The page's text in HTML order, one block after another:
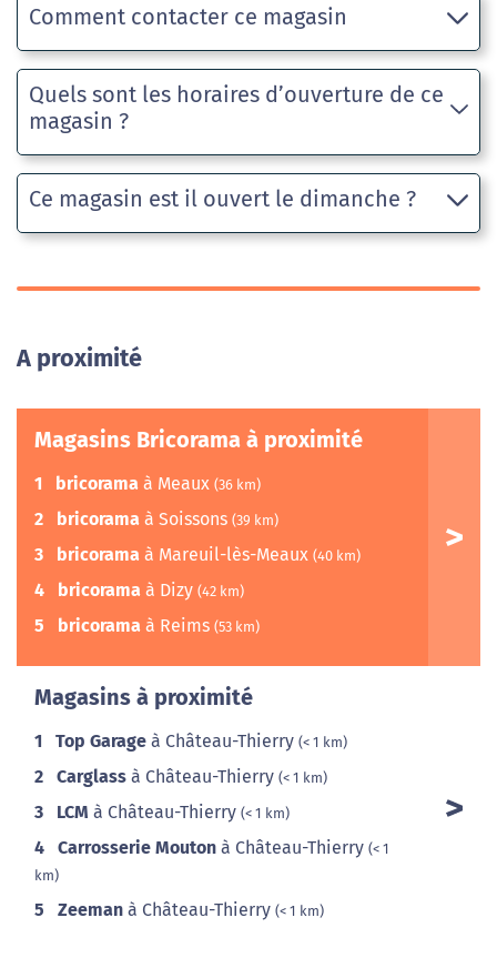
Comment contacter ce magasin
Quels sont les horaires d’ouverture de ce
magasin ?
Ce magasin est il ouvert le dimanche ?
A proximité
Magasins Bricorama à proximité
1 bricorama à Meaux (36 km)
2 bricorama à Soissons (39 km)
3 bricorama à Mareuil-lès-Meaux (40 km)
4 bricorama à Dizy (42 km)
5 bricorama à Reims (53 km)
Magasins à proximité
1 Top Garage à Château-Thierry (< 1 km)
2 Carglass à Château-Thierry (< 1 km)
3 LCM à Château-Thierry (< 1 km)
4 Carrosserie Mouton à Château-Thierry (< 1
km)
5 Zeeman à Château-Thierry (< 1 km)